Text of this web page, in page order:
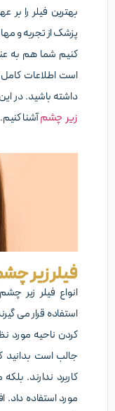
بهترین فیلر را
پزشک از تجربه و
کنیم شما هم به
است اطلاعات کامل
داشته باشید. در
زیر چشمآشنا کنیم.
فیلر زیر
انواع فیلر زیر
استفاده قرار می
کردن ناحیه مورد
جالب است بدانید
کاربرد ندارند.
مورد استفاده